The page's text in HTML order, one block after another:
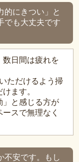
的にきつい」と
でも大丈夫です
数日間は疲れを
ただけるよう掃
ます。
」と感じる方が
スで無理なく
不安です。もし